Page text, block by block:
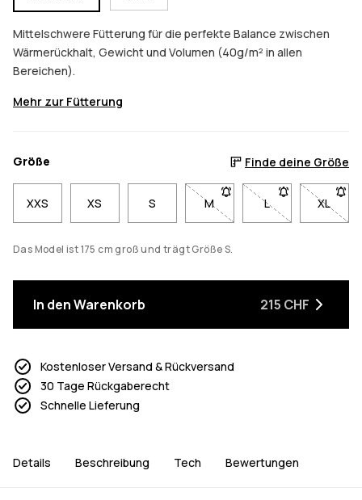
Mittelschwere Fütterung für die perfekte Balance zwischen
Wärmerückhalt, Gewicht und Volumen (40g/m² in allen
Bereichen).
Mehr zur Fütterung
Größe Finde deine Größe
XXS XS S M- Größe M nicht verfügbar.
L- Größe L nicht
XL
-
Das Model ist 175 cm groß und trägt Größe S.
In den Warenkorb 215 CHF
Kostenloser Versand & Rückversand
30 Tage Rückgaberecht
Schnelle Lieferung
Details Beschreibung Tech Bewertungen